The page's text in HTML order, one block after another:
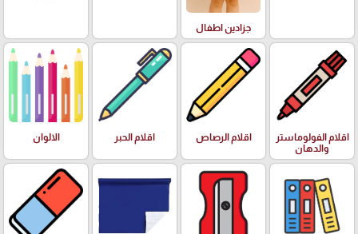
جزادين اطفال
اقلام الفولوماستر
والدهان
اقلام الرصاص اقلام الحبر الالوان